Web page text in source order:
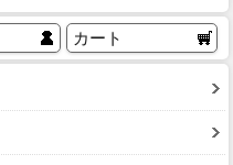
カート